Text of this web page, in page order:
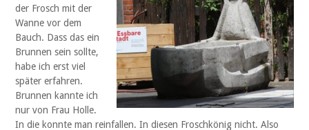
der Frosch mit der
Wanne vor dem
Bauch. Dass das ein
Brunnen sein sollte,
habe ich erst viel
später erfahren.
Brunnen kannte ich
nur von Frau Holle.
In die konnte man reinfallen. In diesen Froschkönig nicht. Also